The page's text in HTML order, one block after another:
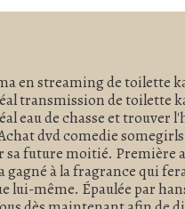
en streaming de toilette
transmission de toilette
eau de chasse et trouver
dvd comedie
sa future moitié. Première
gagné à la fragrance qui
lui-même. Épaulée par